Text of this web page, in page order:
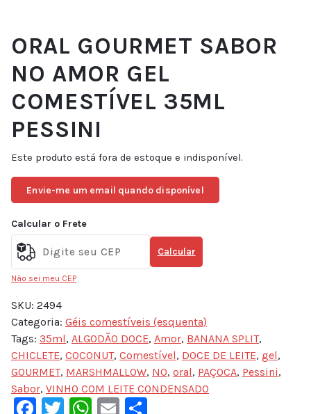
ORAL GOURMET SABOR
NO AMOR GEL
COMESTÍVEL 35ML
PESSINI
Este produto está fora de estoque e indisponível.
Envie-me um email quando disponível
Calcular o Frete
Calcular
Não sei meu CEP
SKU: 2494
Categoria: Géis comestíveis (esquenta)
Tags: 35ml, ALGODÃO DOCE, Amor, BANANA SPLIT,
CHICLETE, COCONUT, Comestível, DOCE DE LEITE, gel,
GOURMET, MARSHMALLOW, NO, oral, PAÇOCA, Pessini,
Sabor, VINHO COM LEITE CONDENSADO
Facebook
Twitter
WhatsApp
Email